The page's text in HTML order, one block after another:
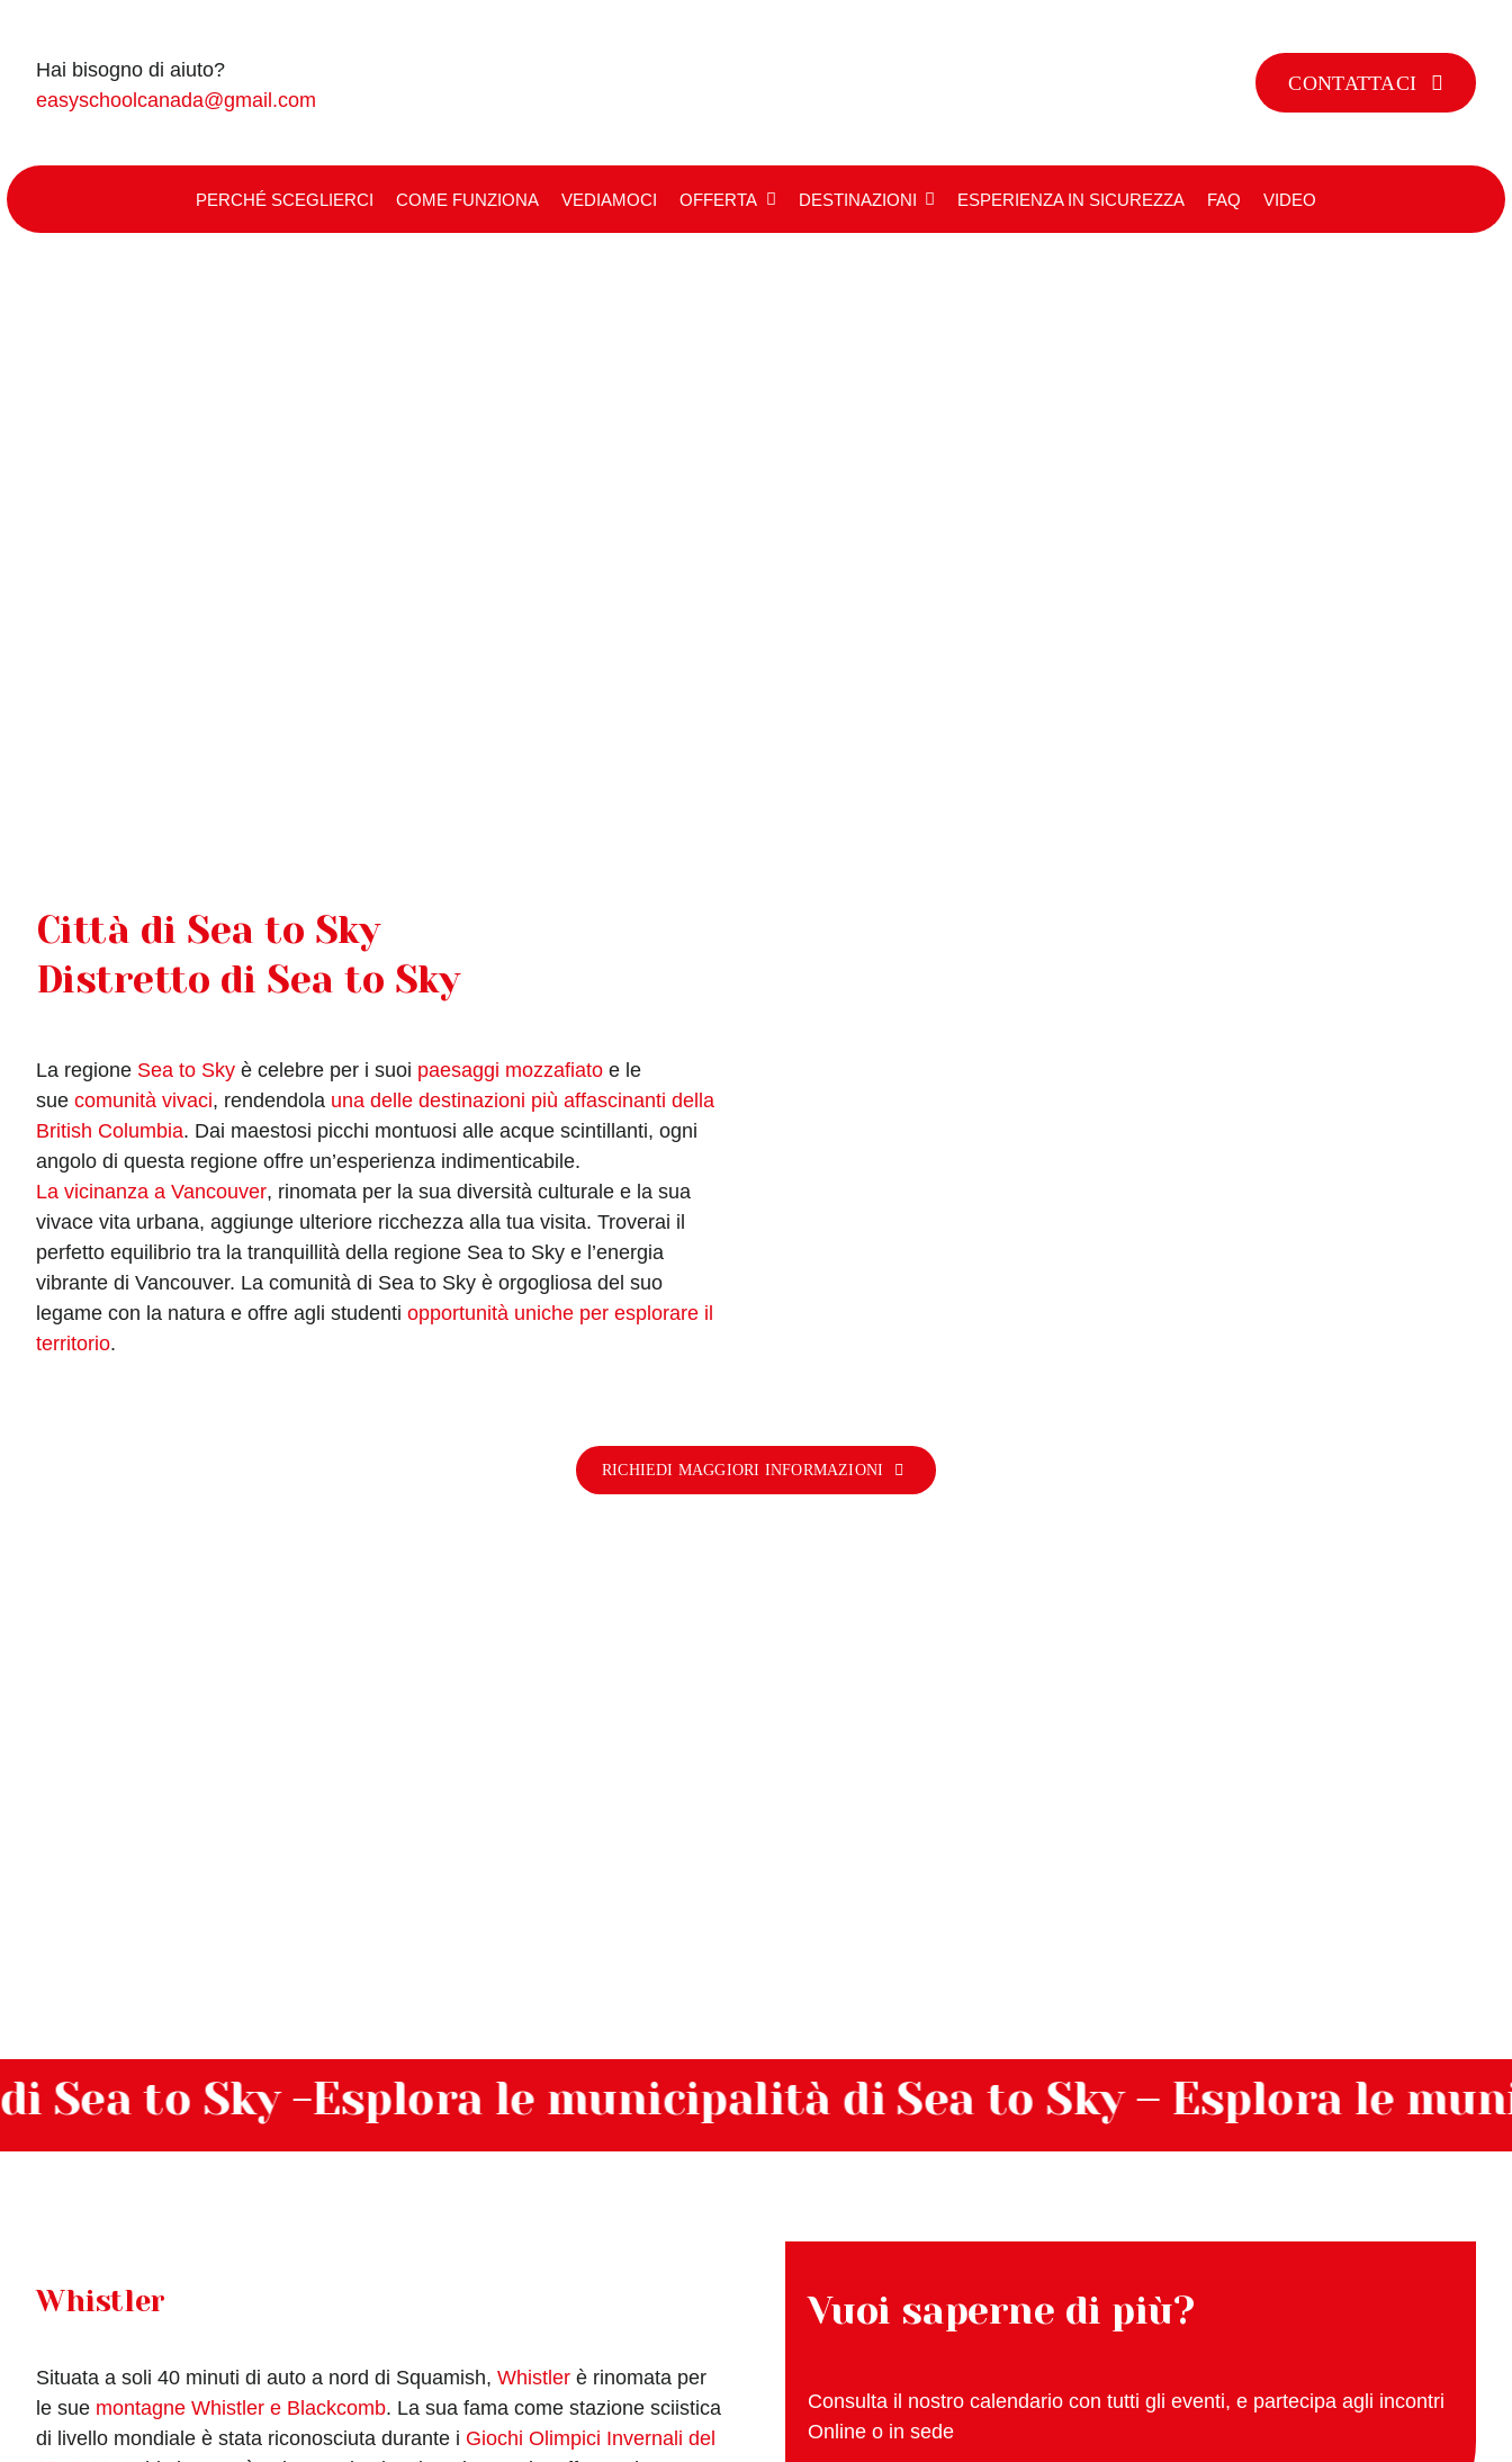
contentHai bisogno di aiuto?
easyschoolcanada@gmail.com
CONTATTACI
PERCHÉ SCEGLIERCI COME FUNZIONA VEDIAMOCI OFFERTA DESTINAZIONI ESPERIENZA IN SICUREZZA FAQ VIDEO
Città di Sea to Sky
Distretto di Sea to Sky
La regione Sea to Skyè celebre per i suoi paesaggi mozzafiatoe le
sue comunità vivaci, rendendola una delle destinazioni più affascinanti della
British Columbia. Dai maestosi picchi montuosi alle acque scintillanti, ogni
angolo di questa regione offre un’esperienza indimenticabile.
La vicinanza a Vancouver, rinomata per la sua diversità culturale e la sua
vivace vita urbana, aggiunge ulteriore ricchezza alla tua visita. Troverai il
perfetto equilibrio tra la tranquillità della regione Sea to Sky e l’energia
vibrante di Vancouver. La comunità di Sea to Sky è orgogliosa del suo
legame con la natura e offre agli studenti opportunità uniche per esplorare il
territorio.
RICHIEDI MAGGIORI INFORMAZIONI
to Sky -Esplora le municipalità di Sea to Sky – Esplora le
Whistler
Situata a soli 40 minuti di auto a nord di Squamish, Whistlerè rinomata per
le sue montagne Whistler e Blackcomb. La sua fama come stazione sciistica
di livello mondiale è stata riconosciuta durante i Giochi Olimpici Invernali del
Vuoi saperne di più?
Consulta il nostro calendario con tutti gli eventi, e partecipa agli incontri
Online o in sede